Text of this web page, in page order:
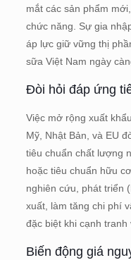
mắt các sản phẩm
chức năng. Sự gia
áp lực giữ vững thị
sữa Việt Nam ngày
Đòi hỏi đáp ứng
Việc mở rộng xuất
Mỹ, Nhật Bản, và EU
tiêu chuẩn chất lượng
hoặc tiêu chuẩn hữu
nghiên cứu, phát triển
xuất, làm tăng chi phí
đặc biệt khi cạnh tranh
Biến động giá